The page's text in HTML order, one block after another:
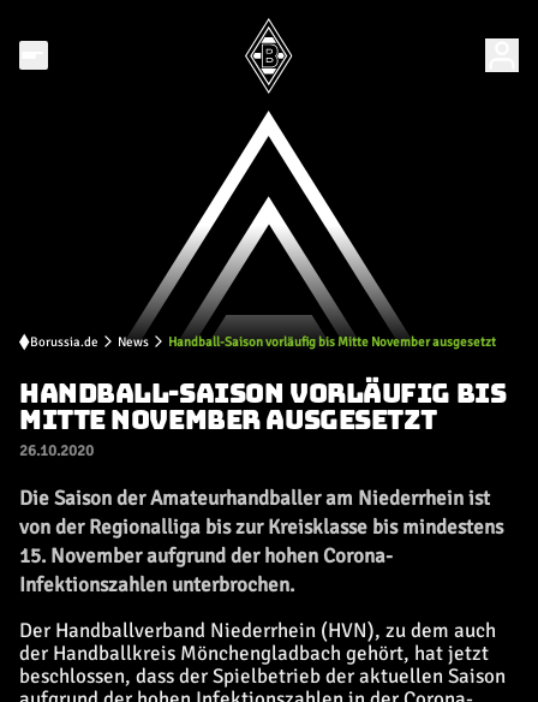
Borussia.de News Handball-Saison vorläufig bis Mitte November ausgesetzt
HANDBALL-SAISON VORLÄUFIG BIS
MITTE NOVEMBER AUSGESETZT
26.10.2020
Die Saison der Amateurhandballer am Niederrhein ist
von der Regionalliga bis zur Kreisklasse bis mindestens
15. November aufgrund der hohen Corona-
Infektionszahlen unterbrochen.
Der Handballverband Niederrhein (HVN), zu dem auch
der Handballkreis Mönchengladbach gehört, hat jetzt
beschlossen, dass der Spielbetrieb der aktuellen Saison